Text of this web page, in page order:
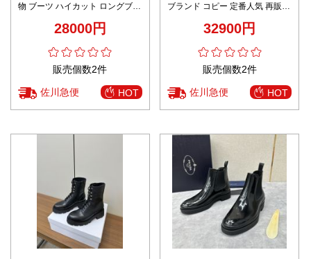
物 ブーツ ハイカット ロングブー
28000円
販売個数2件
佐川急便 HOT
ブランド コピー 定番人気 再販リ
ザー仕様 高級感抜群
32900円
販売個数2件
佐川急便 HOT